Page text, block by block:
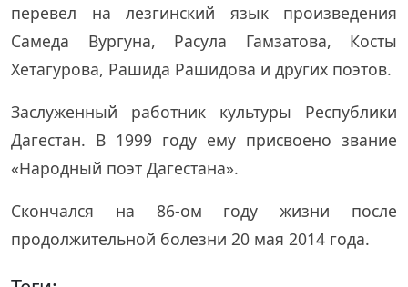
перевел на лезгинский язык произведения
Самеда Вургуна, Расула Гамзатова, Косты
Хетагурова, Рашида Рашидова и других поэтов.
Заслуженный работник культуры Республики
Дагестан. В 1999 году ему присвоено звание
«Народный поэт Дагестана».
Скончался на 86-ом году жизни после
продолжительной болезни 20 мая 2014 года.